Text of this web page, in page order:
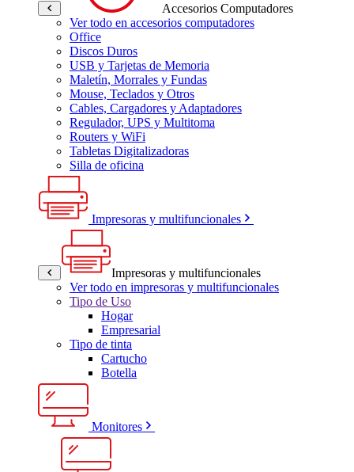
Accesorios Computadores
Ver todo en accesorios computadores
Office
Discos Duros
USB y Tarjetas de Memoria
Maletín, Morrales y Fundas
Mouse, Teclados y Otros
Cables, Cargadores y Adaptadores
Regulador, UPS y Multitoma
Routers y WiFi
Tabletas Digitalizadoras
Silla de oficina
Impresoras y multifuncionales
Impresoras y multifuncionales
Ver todo en impresoras y multifuncionales
Tipo de Uso
Hogar
Empresarial
Tipo de tinta
Cartucho
Botella
Monitores